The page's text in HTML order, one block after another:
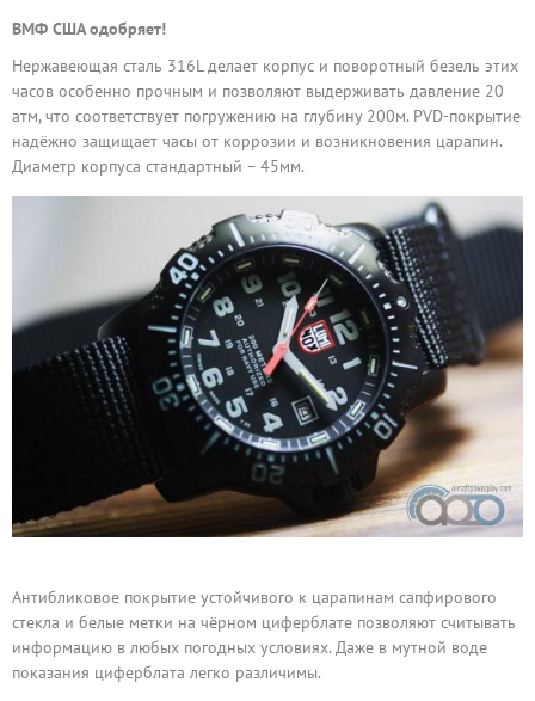
ВМФ США одобряет!
Нержавеющая сталь 316L делает корпус и поворотный безель этих
часов особенно прочным и позволяют выдерживать давление 20
атм, что соответствует погружению на глубину 200м. PVD-покрытие
надёжно защищает часы от коррозии и возникновения царапин.
Диаметр корпуса стандартный – 45мм.
Антибликовое покрытие устойчивого к царапинам сапфирового
стекла и белые метки на чёрном циферблате позволяют считывать
информацию в любых погодных условиях. Даже в мутной воде
показания циферблата легко различимы.